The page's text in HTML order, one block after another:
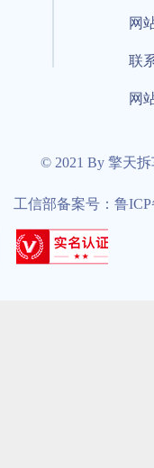
网
联
网
© 2021 By 擎天
工信部备案号：鲁